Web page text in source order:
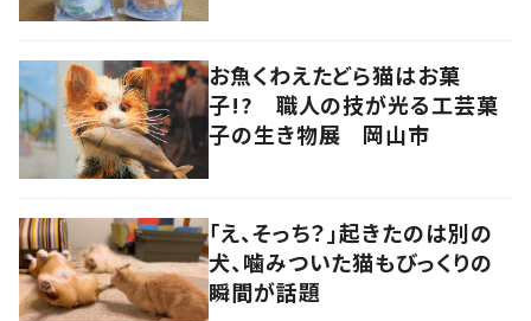
お魚くわえたどら猫はお菓
子!? 職人の技が光る工芸菓
子の生き物展 岡山市
「え、そっち？」起きたのは別の
犬、噛みついた猫もびっくりの
瞬間が話題